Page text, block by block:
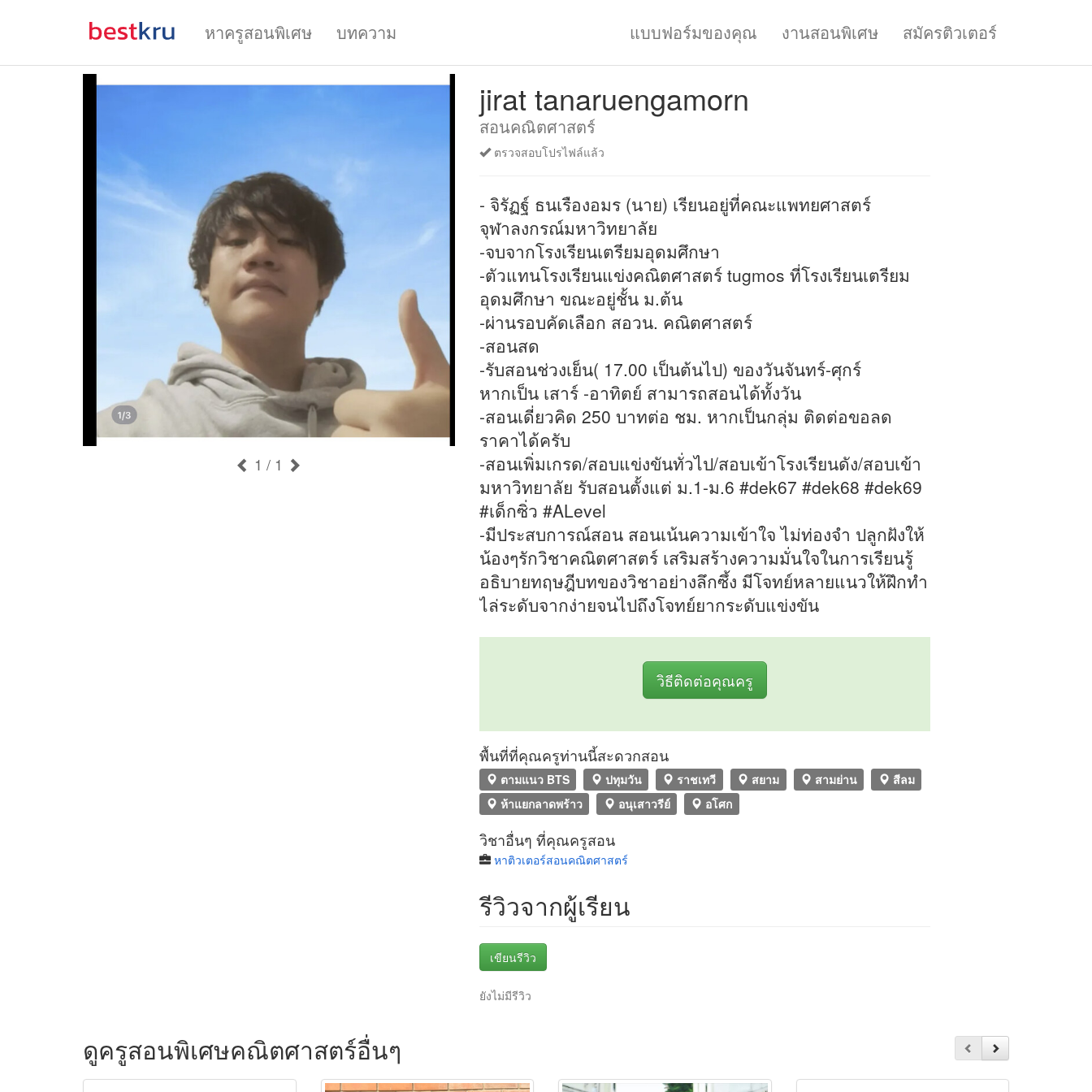
หาครูสอนพิเศษ บทความ แบบฟอร์มของคุณ งานสอนพิเศษ สมัครติวเตอร์
1 / 1
jirat tanaruengamorn
สอนคณิตศาสตร์
ตรวจสอบโปรไฟล์แล้ว
- จิรัฏฐ์ ธนเรืองอมร (นาย) เรียนอยู่ที่คณะแพทยศาสตร์
จุฬาลงกรณ์มหาวิทยาลัย
-จบจากโรงเรียนเตรียมอุดมศึกษา
-ตัวแทนโรงเรียนแข่งคณิตศาสตร์ tugmos ที่โรงเรียนเตรียม
อุดมศึกษา ขณะอยู่ชั้น ม.ต้น
-ผ่านรอบคัดเลือก สอวน. คณิตศาสตร์
-สอนสด
-รับสอนช่วงเย็น( 17.00 เป็นต้นไป) ของวันจันทร์-ศุกร์
หากเป็น เสาร์ -อาทิตย์ สามารถสอนได้ทั้งวัน
-สอนเดี่ยวคิด 250 บาทต่อ ชม. หากเป็นกลุ่ม ติดต่อขอลด
ราคาได้ครับ
-สอนเพิ่มเกรด/สอบแข่งขันทั่วไป/สอบเข้าโรงเรียนดัง/สอบเข้า
มหาวิทยาลัย รับสอนตั้งแต่ ม.1-ม.6 #dek67 #dek68 #dek69
#เด็กซิ่ว #ALevel
-มีประสบการณ์สอน สอนเน้นความเข้าใจ ไม่ท่องจำ ปลูกฝังให้
น้องๆรักวิชาคณิตศาสตร์ เสริมสร้างความมั่นใจในการเรียนรู้
อธิบายทฤษฎีบทของวิชาอย่างลึกซึ้ง มีโจทย์หลายแนวให้ฝึกทำ
ไล่ระดับจากง่ายจนไปถึงโจทย์ยากระดับแข่งขัน
วิธีติดต่อคุณครู
พื้นที่ที่คุณครูท่านนี้สะดวกสอน
ตามแนว BTS ปทุมวัน ราชเทวี สยาม สามย่าน
สีลม
ห้าแยกลาดพร้าว
อนุเสาวรีย์ อโศก
วิชาอื่นๆ ที่คุณครูสอน
หาติวเตอร์สอนคณิตศาสตร์
รีวิวจากผู้เรียน
เขียนรีวิว
ยังไม่มีรีวิว
ดูครูสอนพิเศษคณิตศาสตร์อื่นๆ